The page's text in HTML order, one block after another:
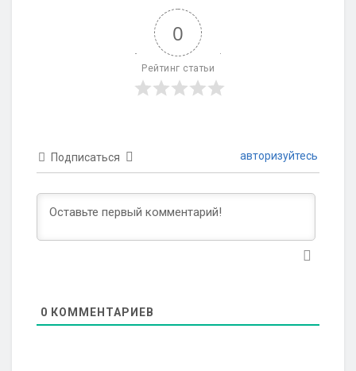
0
Рейтинг статьи
Подписаться авторизуйтесь
0 КОММЕНТАРИЕВ